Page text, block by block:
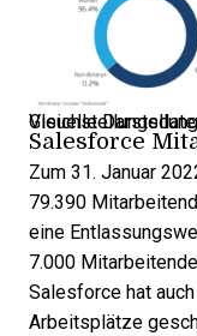
Visuelle Darstellung von Salesforce
Salesforce
Zum 31. Januar
79.390
eine
7.000
Salesforce hat auch
Arbeitsplätze